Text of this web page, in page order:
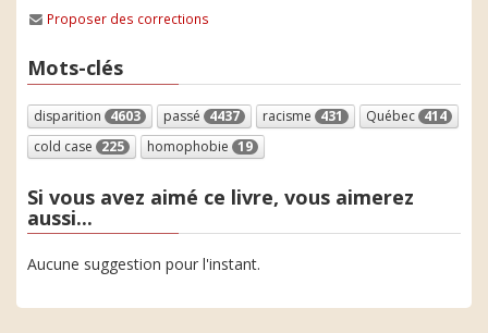
Proposer des corrections
Mots-clés
disparition 4603 passé 4437 racisme 431 Québec 414
cold case 225 homophobie 19
Si vous avez aimé ce livre, vous aimerez
aussi...
Aucune suggestion pour l'instant.